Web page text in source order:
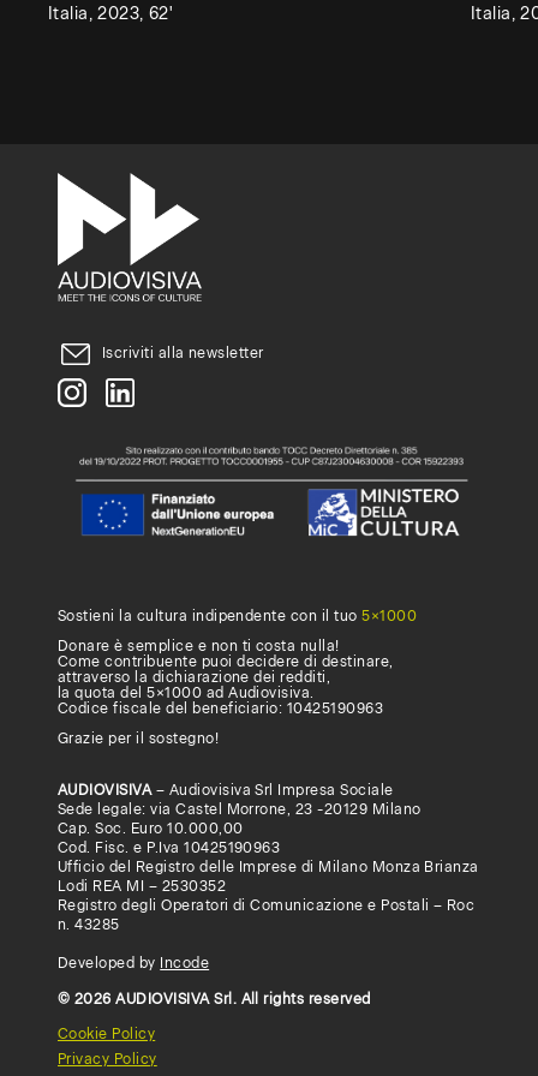
Italia, 2023, 62' Italia,
Iscriviti alla newsletter
Sostieni la cultura indipendente con il tuo5×1000
Donare è semplice e non ti costa nulla!
Come contribuente puoi decidere di destinare,
attraverso la dichiarazione dei redditi,
la quota del 5×1000 ad Audiovisiva.
Codice fiscale del beneficiario: 10425190963
Grazie per il sostegno!
AUDIOVISIVA– Audiovisiva Srl Impresa Sociale
Sede legale: via Castel Morrone, 23 -20129 Milano
Cap. Soc. Euro 10.000,00
Cod. Fisc. e P.Iva 10425190963
Ufficio del Registro delle Imprese di Milano Monza Brianza
Lodi REA MI – 2530352
Registro degli Operatori di Comunicazione e Postali – Roc
n. 43285
Developed by Incode
© 2026 AUDIOVISIVA Srl. All rights reserved
Cookie Policy
Privacy Policy
o
scuola
superiore
ad
attivare
un
compila
questo